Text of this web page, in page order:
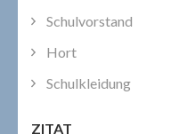
Schulvorstand
Hort
Schulkleidung
ZITAT